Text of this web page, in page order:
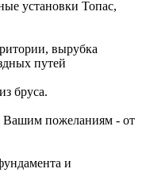
установки Топас,
вырубка
путей
бруса.
пожеланиям - от
и